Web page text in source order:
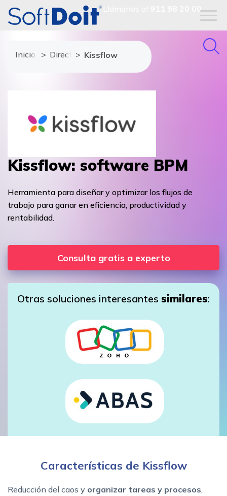
911 98 20 00
Inicio Directorio de proveedores
Kissflow
Kissflow: software BPM
Herramienta para diseñar y optimizar los flujos de
trabajo para ganar en eficiencia, productividad y
rentabilidad.
Consulta gratis a experto
Otras soluciones interesantes similares:
Características de Kissflow
Reducción del caos y organizar tareas y procesos